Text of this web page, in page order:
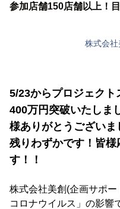
参加店舗150店舗以上！
株式会社
5/23からプロジェク
400万円突破いたしま
様ありがとうござい
残りわずかです！皆
す！！
株式会社美創(企画サポ
コロナウイルス」の影響